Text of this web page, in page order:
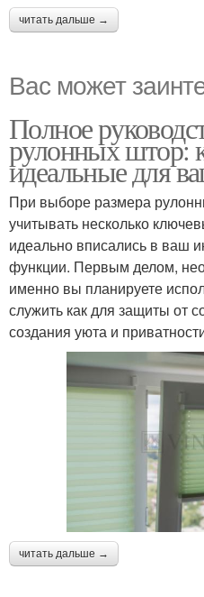
читать дальше →
Вас может
Полное
рулонных штор:
идеальные для
При выборе размера
учитывать несколько
идеально вписались в ваш
функции. Первым делом,
именно вы планируете
служить как для защиты от
создания уюта и
читать дальше →